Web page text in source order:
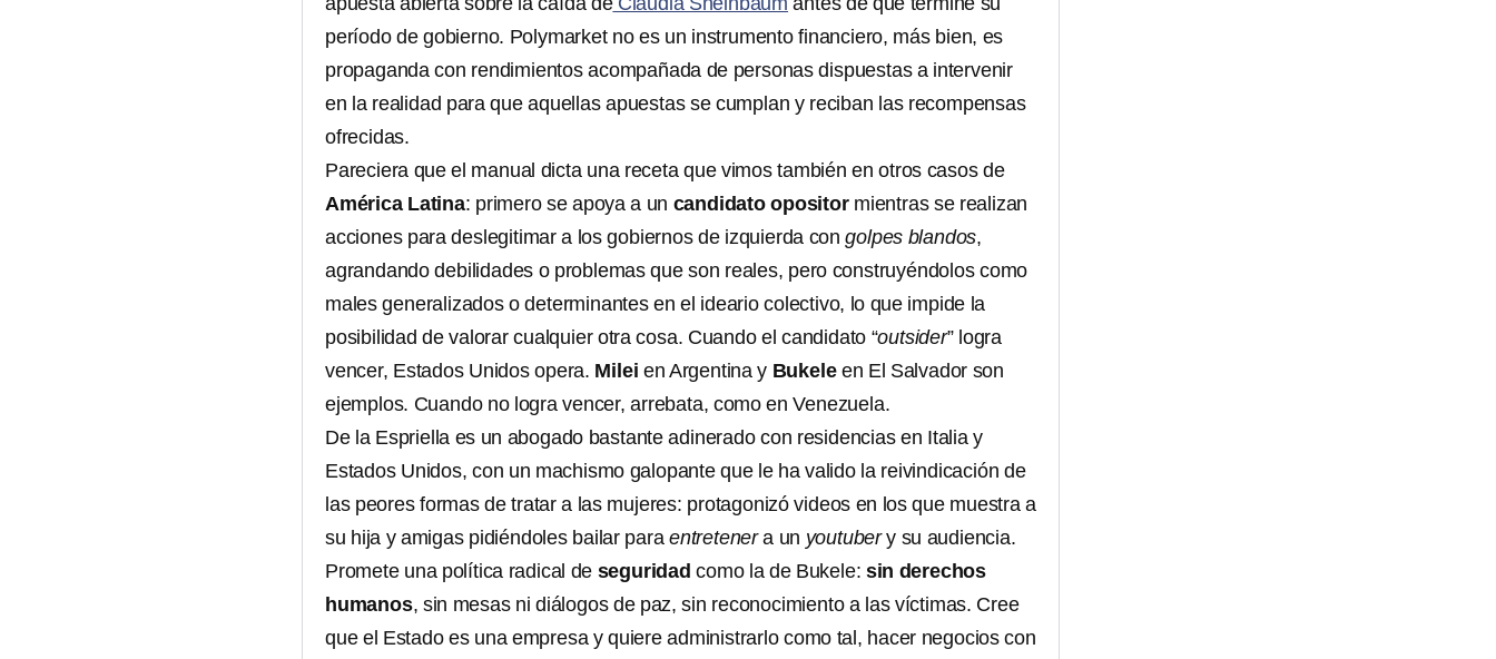
período de gobierno. Polymarket no es un instrumento financiero, más bien, es
propaganda con rendimientos acompañada de personas dispuestas a intervenir
en la realidad para que aquellas apuestas se cumplan y reciban las recompensas
ofrecidas.
Pareciera que el manual dicta una receta que vimos también en otros casos de
América Latina: primero se apoya a un candidato opositormientras se realizan
acciones para deslegitimar a los gobiernos de izquierda congolpes blandos,
agrandando debilidades o problemas que son reales, pero construyéndolos como
males generalizados o determinantes en el ideario colectivo, lo que impide la
posibilidad de valorar cualquier otra cosa. Cuando el candidato “outsider” logra
vencer, Estados Unidos opera. Milei en Argentina y Bukeleen El Salvador son
ejemplos. Cuando no logra vencer, arrebata, como en Venezuela.
De la Espriella es un abogado bastante adinerado con residencias en Italia y
Estados Unidos, con un machismo galopante que le ha valido la reivindicación de
las peores formas de tratar a las mujeres: protagonizó videos en los que muestra a
su hija y amigas pidiéndoles bailar para entretenera un youtubery su audiencia.
Promete una política radical de seguridad como la de Bukele: sin derechos
humanos, sin mesas ni diálogos de paz, sin reconocimiento a las víctimas. Cree
que el Estado es una empresa y quiere administrarlo como tal, hacer negocios con